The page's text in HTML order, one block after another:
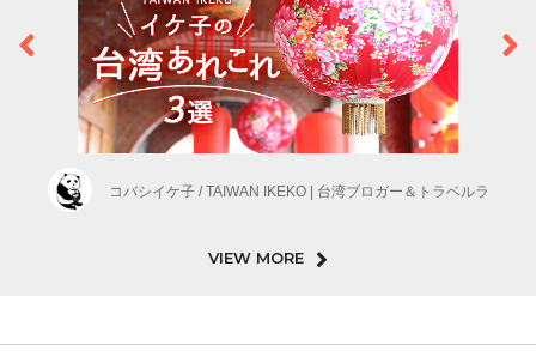
コバシイケ子 / TAIWAN IKEKO | 台湾ブロガー＆トラベルラ
VIEW MORE